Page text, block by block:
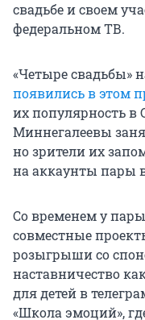
свадьбе и своем
федеральном ТВ.
«Четыре свадьбы»
появились в этом
их популярность в
Миннегалеевы
но зрители их
на аккаунты пары
Со временем у
совместные
розыгрыши со
наставничество
для детей в
«Школа эмоций»,